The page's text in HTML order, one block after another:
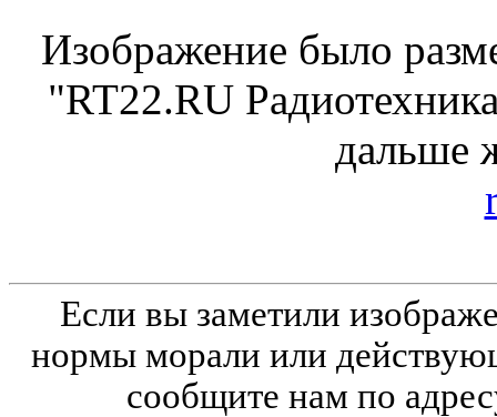
Изображение было
"RT22.RU
дальше
Если вы заметили
нормы морали или
сообщите нам по